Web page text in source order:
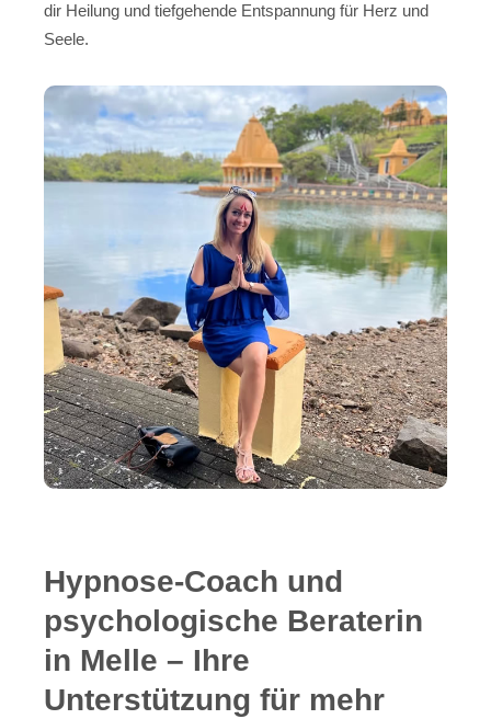
dir Heilung und tiefgehende Entspannung für Herz und
Seele.
Hypnose-Coach und
psychologische Beraterin
in Melle – Ihre
Unterstützung für mehr